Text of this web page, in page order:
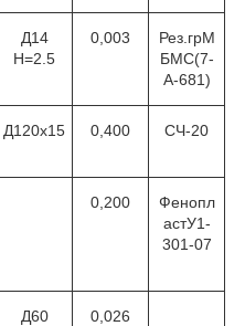
Д14
Н=2.5
0,003
Рез.грМ
БМС(7-
А-681)
Д120х15 0,400 СЧ-20
0,200
Фенопл
астУ1-
301-07
Д60
0,026